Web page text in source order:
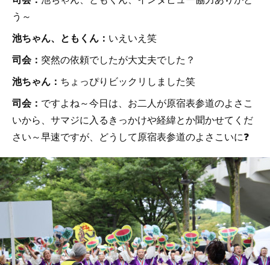
う～
池ちゃん、ともくん： いえいえ笑
司会： 突然の依頼でしたが大丈夫でした？
池ちゃん： ちょっぴりビックリしました笑
司会： ですよね～今日は、お二人が原宿表参道のよさこ
いから、サマジに入るきっかけや経緯とか聞かせてくだ
さい～早速ですが、どうして原宿表参道のよさこいに❓